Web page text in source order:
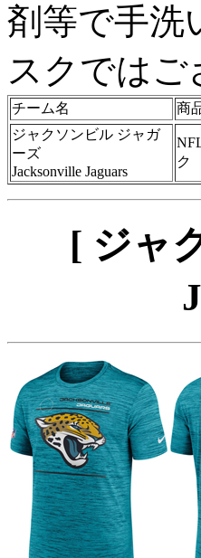
剤等で手洗
スクでは
チーム名 商
ジャクソンビル ジャガ
ーズ
Jacksonville Jaguars
ク
[ ジャ